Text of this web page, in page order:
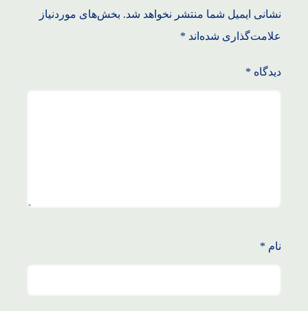
نشانی ایمیل شما منتشر نخواهد شد. بخش‌های موردنیاز
علامت‌گذاری شده‌اند *
دیدگاه *
نام *